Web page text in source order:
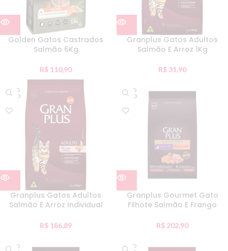
Golden Gatos Castrados
Salmão 6Kg
R$ 110,90
Granplus Gatos Adultos
Salmão E Arroz 1Kg
R$ 31,90
ESGO
TADO
Granplus Gatos Adultos
Salmão E Arroz Individual
R$ 186,89
ESGO
TADO
Granplus Gourmet Gato
Filhote Salmão E Frango
R$ 202,90
ESGO
ESGO